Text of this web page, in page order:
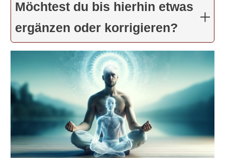
Möchtest du bis hierhin etwas
ergänzen oder korrigieren?